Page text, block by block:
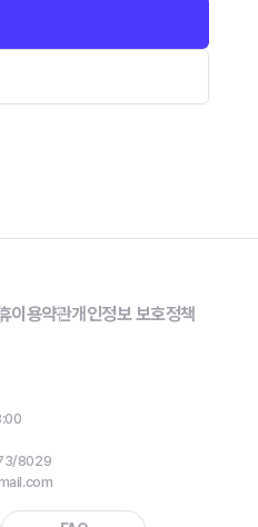
이용약관개인정보 보호정책
8029